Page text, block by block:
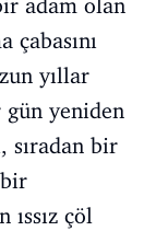
adam olan
çabasını
yıllar
gün yeniden
sıradan bir
ıssız çöl